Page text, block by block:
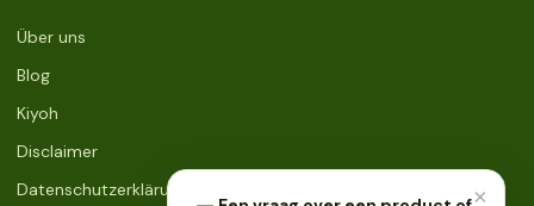
Über uns
Blog
Kiyoh
Disclaimer
Datenschutzerklärung
×